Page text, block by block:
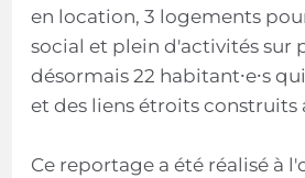
en location, 3 logements
social et plein d'activités sur
désormais 22 habitant⸱e⸱s
et des liens étroits construits
Ce reportage a été réalisé à